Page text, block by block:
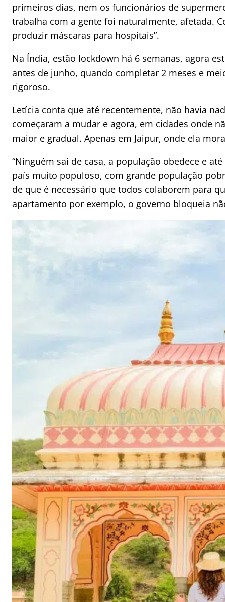
primeiros dias, nem os funcionários de
trabalha com a gente foi naturalmente, afetada.
produzir máscaras para hospitais”.
Na Índia, estão lockdown há 6 semanas, agora
antes de junho, quando completar 2 meses e
rigoroso.
Letícia conta que até recentemente, não havia
começaram a mudar e agora, em cidades onde
maior e gradual. Apenas em Jaipur, onde ela
“Ninguém sai de casa, a população obedece e
país muito populoso, com grande população
de que é necessário que todos colaborem para
apartamento por exemplo, o governo bloqueia